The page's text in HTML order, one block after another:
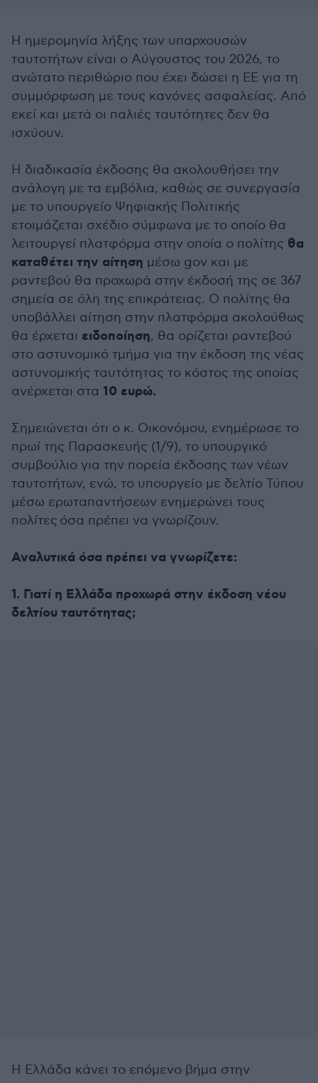
Η ημερομηνία λήξης των υπαρχουσών
ταυτοτήτων είναι ο Αύγουστος του 2026, το
ανώτατο περιθώριο που έχει δώσει η ΕΕ για τη
συμμόρφωση με τους κανόνες ασφαλείας. Από
εκεί και μετά οι παλιές ταυτότητες δεν θα
ισχύουν.
Η διαδικασία έκδοσης θα ακολουθήσει την
ανάλογη με τα εμβόλια, καθώς σε συνεργασία
με το υπουργείο Ψηφιακής Πολιτικής
ετοιμάζεται σχέδιο σύμφωνα με το οποίο θα
λειτουργεί πλατφόρμα στην οποία ο πολίτης θα
καταθέτει την αίτηση μέσω gov και με
ραντεβού θα προχωρά στην έκδοσή της σε 367
σημεία σε όλη της επικράτειας. Ο πολίτης θα
υποβάλλει αίτηση στην πλατφόρμα ακολούθως
θα έρχεται ειδοποίηση, θα ορίζεται ραντεβού
στο αστυνομικό τμήμα για την έκδοση της νέας
αστυνομικής ταυτότητας το κόστος της οποίας
ανέρχεται στα 10 ευρώ.
Σημειώνεται ότι ο κ. Οικονόμου, ενημέρωσε το
πρωί της Παρασκευής (1/9), το υπουργικό
συμβούλιο για την πορεία έκδοσης των νέων
ταυτοτήτων, ενώ, το υπουργείο με δελτίο Τύπου
μέσω ερωταπαντήσεων ενημερώνει τους
πολίτες όσα πρέπει να γνωρίζουν.
Αναλυτικά όσα πρέπει να γνωρίζετε:
1. Γιατί η Ελλάδα προχωρά στην έκδοση νέου
δελτίου ταυτότητας;
Η Ελλάδα κάνει το επόμενο βήμα στην